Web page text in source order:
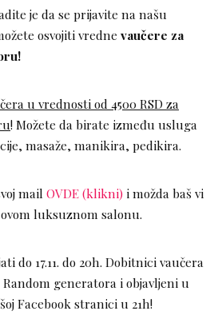
je da se prijavite na našu
osvojiti vredne vaučere za
u vrednosti od 4500 RSD za
! Možete da birate između usluga
masaže, manikira, pedikira.
mail OVDE (klikni) i možda baš vi
luksuznom salonu.
do 17.11. do 20h. Dobitnici vaučera
generatora i objavljeni u
Facebook stranici u 21h!